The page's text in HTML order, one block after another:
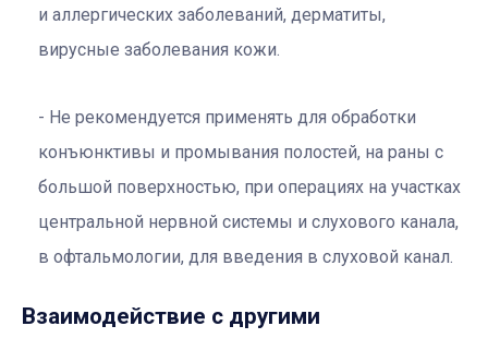
и аллергических заболеваний, дерматиты,
вирусные заболевания кожи.
Не рекомендуется применять для обработки
конъюнктивы и промывания полостей, на раны с
большой поверхностью, при операциях на участках
центральной нервной системы и слухового канала,
в офтальмологии, для введения в слуховой канал.
Взаимодействие с другими